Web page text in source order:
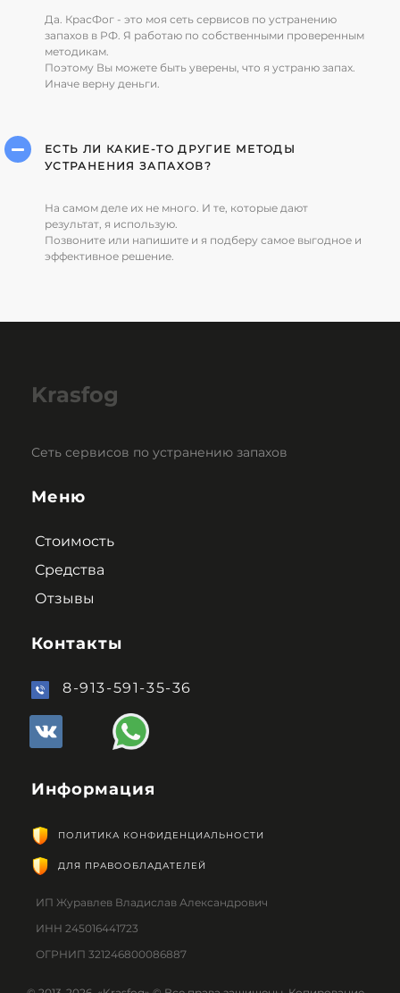
Да. КрасФог - это моя сеть сервисов по устранению
запахов в РФ. Я работаю по собственными проверенным
методикам.
Поэтому Вы можете быть уверены, что я устраню запах.
Иначе верну деньги.
ЕСТЬ ЛИ КАКИЕ-ТО ДРУГИЕ МЕТОДЫ
УСТРАНЕНИЯ ЗАПАХОВ?
На самом деле их не много. И те, которые дают
результат, я использую.
Позвоните или напишите и я подберу самое выгодное и
эффективное решение.
Krasfog
Сеть сервисов по устранению запахов
Меню
Стоимость
Средства
Отзывы
Контакты
8-913-591-35-36
Информация
ПОЛИТИКА КОНФИДЕНЦИАЛЬНОСТИ
ДЛЯ ПРАВООБЛАДАТЕЛЕЙ
ИП Журавлев Владислав Александрович
ИНН 245016441723
ОГРНИП 321246800086887